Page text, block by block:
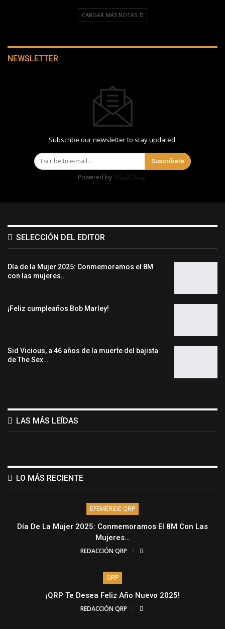
CARGAR MÁS NOTAS
NEWSLETTER
Subscribe our newsletter to stay updated.
Suscríbete
Powered by
SELECCIÓN DEL EDITOR
Día de la Mujer 2025: Conmemoramos el 8M
con las mujeres…
¡Feliz cumpleaños Bob Marley!
Sid Vicious, a 46 años de la muerte del bajista
de The Sex…
LAS MÁS LEÍDAS
LO MÁS RECIENTE
EFEMÉRIDE QRP
Día De La Mujer 2025: Conmemoramos El 8M Con Las
Mujeres…
REDACCIÓN QRP
QRP
¡QRP Te Desea Feliz Año Nuevo 2025!
REDACCIÓN QRP